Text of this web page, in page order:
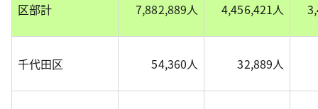
区部計 7,882,889人 4,456,421人
千代田区 54,360人 32,889人